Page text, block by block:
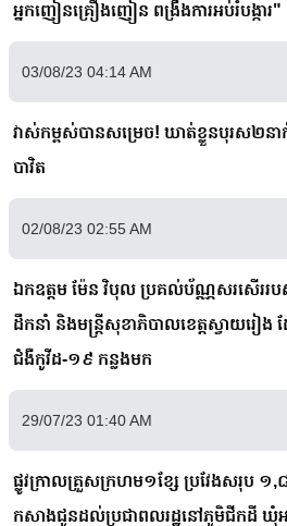
អ្នកញៀនគ្រឿងញៀន​ ពង្រឹងការអប់រំបង្ការ"
03/08/23 04:14 AM
វាស់កម្ពស់បានសម្រេច! ឃាត់ខ្លួនបុរស២ន
បាវិត
02/08/23 02:55 AM
ឯកឧត្តម ម៉ែន វិបុល ប្រគល់ប័ណ្ណសរសើររបស់
ដឹកនាំ និងមន្ដ្រីសុខាភិបាលខេត្តស្វាយរៀង
ជំងឺកូវីដ-១៩ កន្លងមក
29/07/23 01:40 AM
ផ្លូវក្រាលគ្រួសក្រហម១ខ្សែ ប្រវែងសរុប ១,៨
កសាងជូនដល់ប្រជាពលរដ្ឋនៅភូមិជីកដី ឃុំ